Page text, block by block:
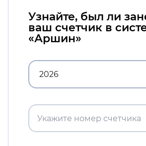
Узнайте, был ли
ваш счетчик в
«Аршин»